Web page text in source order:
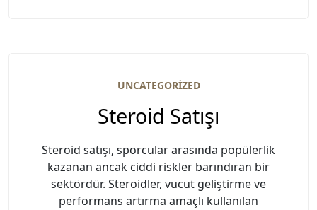
UNCATEGORIZED
Steroid Satışı
Steroid satışı, sporcular arasında popülerlik
kazanan ancak ciddi riskler barındıran bir
sektördür. Steroidler, vücut geliştirme ve
performans artırma amaçlı kullanılan